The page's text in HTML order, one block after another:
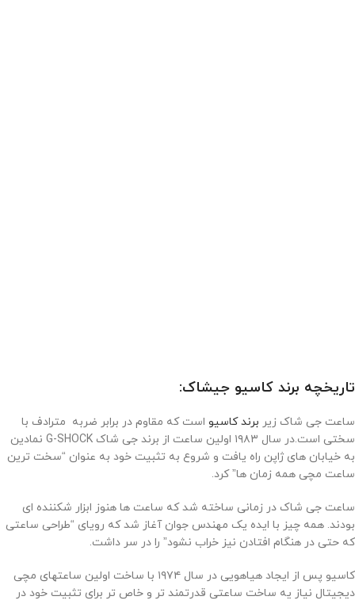
تاریخچه برند کاسیو جیشاک:
ساعت جی شاک زیر برند کاسیو است که مقاوم در برابر ضربه مترادف با
سختی است.در سال ۱۹۸۳ اولین ساعت از برند جی شاک G-SHOCK نمادین
به خیابان های ژاپن راه یافت و شروع به تثبیت خود به عنوان “سخت ترین
ساعت مچی همه زمان ها” کرد.
ساعت جی شاک در زمانی ساخته شد که ساعت ها هنوز ابزار شکننده ای
بودند. همه چیز با ایده یک مهندس جوان آغاز شد که رویای “طراحی ساعتی
که حتی در هنگام افتادن نیز خراب نشود” را در سر داشت.
کاسیو پس از ایجاد هیاهویی در سال ۱۹۷۴ با ساخت اولین ساعتهای مچی
دیجیتال نیاز یه ساخت ساعتی قدرتمند تر و خاص تر برای تثبیت خود در